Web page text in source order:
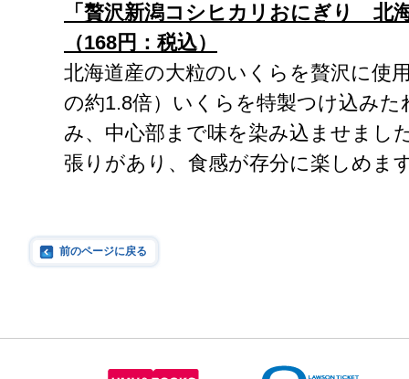
「贅沢新潟コシヒカリおにぎり 北
（168円：税込）
北海道産の大粒のいくらを贅沢に使
の約1.8倍）いくらを特製つけ込み
み、中心部まで味を染み込ませまし
張りがあり、食感が存分に楽しめま
前のページに戻る